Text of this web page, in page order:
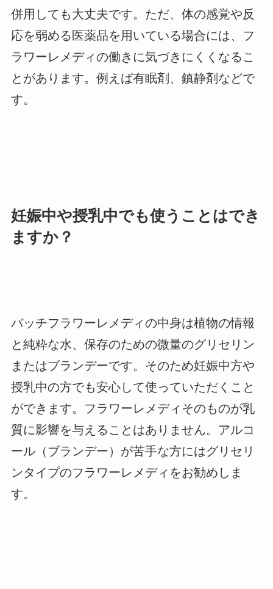
併用しても大丈夫です。ただ、体の感覚や反
応を弱める医薬品を用いている場合には、フ
ラワーレメディの働きに気づきにくくなるこ
とがあります。例えば有眠剤、鎮静剤などで
す。
妊娠中や授乳中でも使うことはでき
ますか？
バッチフラワーレメディの中身は植物の情報
と純粋な水、保存のための微量のグリセリン
またはブランデーです。そのため妊娠中方や
授乳中の方でも安心して使っていただくこと
ができます。フラワーレメディそのものが乳
質に影響を与えることはありません。アルコ
ール（ブランデー）が苦手な方にはグリセリ
ンタイプのフラワーレメディをお勧めしま
す。